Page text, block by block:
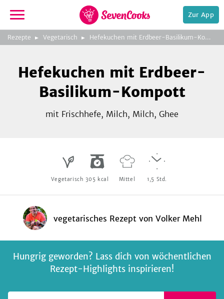
zur
Startseite
Zur App
Rezepte Vegetarisch Hefekuchen mit Erdbeer-Basilikum-Kompott
Foto:Michaela Auer
Hefekuchen mit Erdbeer-
Basilikum-Kompott
mit Frischhefe, Milch, Milch, Ghee
Vegetarisch 305 kcal Mittel 1,5 Std.
vegetarisches Rezeptvon Volker Mehl
Hungrig geworden? Lass dich von wöchentlichen
Rezept-Highlights inspirieren!